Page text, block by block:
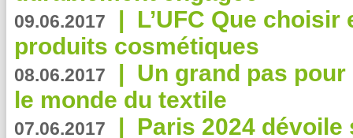
09.06.2017 | L’UFC Que
produits cosmétiques
08.06.2017 | Un grand pas
le monde du textile
07.06.2017 | Paris 2024